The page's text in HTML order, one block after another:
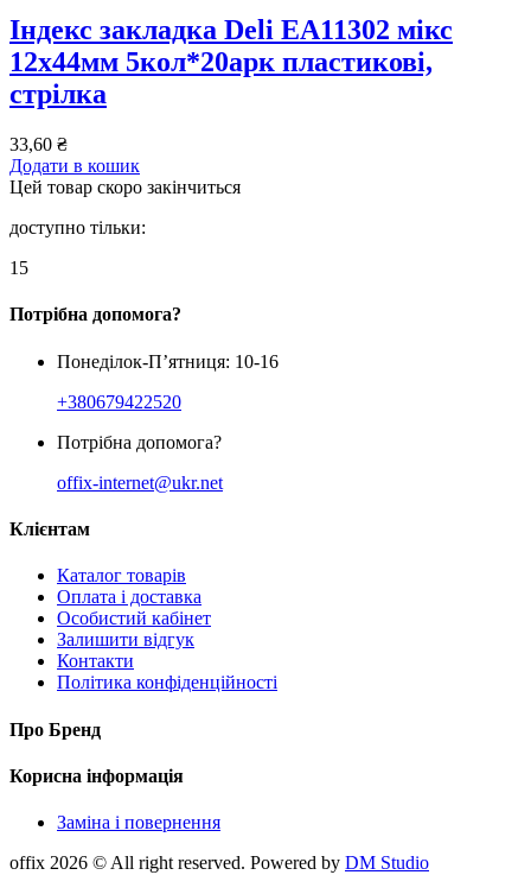
Індекс закладка Deli ЕА11302 мікс
12х44мм 5кол*20арк пластикові,
стрілка
33,60 ₴
Додати в кошик
Цей товар скоро закінчиться
доступно тільки:
15
Потрібна допомога?
Понеділок-П’ятниця: 10-16
+380679422520
Потрібна допомога?
offix-internet@ukr.net
Клієнтам
Каталог товарів
Оплата і доставка
Особистий кабінет
Залишити відгук
Контакти
Політика конфіденційності
Про Бренд
Корисна інформація
Заміна і повернення
offix 2026 © All right reserved. Powered by DM Studio